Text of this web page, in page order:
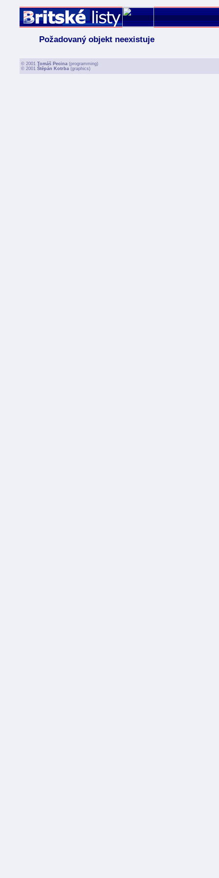
Požadovaný objekt neexistuje
© 2001 Tomáš Pecina (programming)
© 2001 Štěpán Kotrba (graphics)